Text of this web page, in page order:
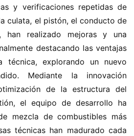
y verificaciones repetidas de
culata, el pistón, el conducto de
han realizado mejoras y una
destacando las ventajas
técnica, explorando un nuevo
Mediante la innovación
de la estructura del
el equipo de desarrollo ha
mezcla de combustibles más
técnicas han madurado cada